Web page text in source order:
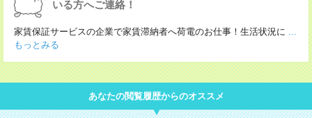
いる方へご連絡！
家賃保証サービスの企業で家賃滞納者へ荷電のお仕事！生活状況に ...
もっとみる
あなたの閲覧履歴からのオススメ